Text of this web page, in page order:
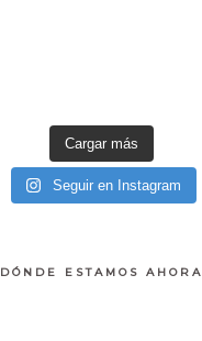
Cargar más
Seguir en Instagram
DÓNDE ESTAMOS AHORA